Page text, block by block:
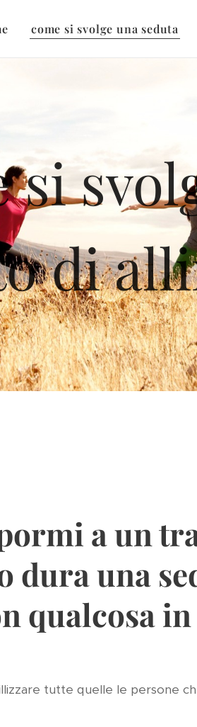
come si svolge una seduta
si
di
a un
dura una
qualcosa
tutte quelle le persone